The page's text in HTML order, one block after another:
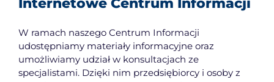
W ramach naszego Centrum Informacji
udostępniamy materiały informacyjne oraz
umożliwiamy udział w konsultacjach ze
specjalistami. Dzięki nim przedsiębiorcy i osoby z